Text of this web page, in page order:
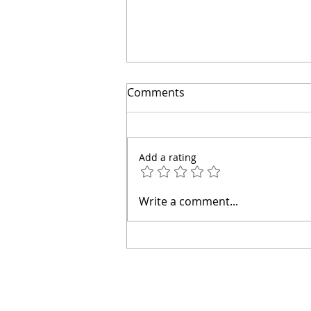
🔴Cuidado: este error hace
Comments
Add a rating
Write a comment...